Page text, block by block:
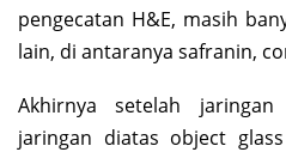
pengecatan H&E, masih
lain, di antaranya safranin,
Akhirnya setelah
jaringan diatas object